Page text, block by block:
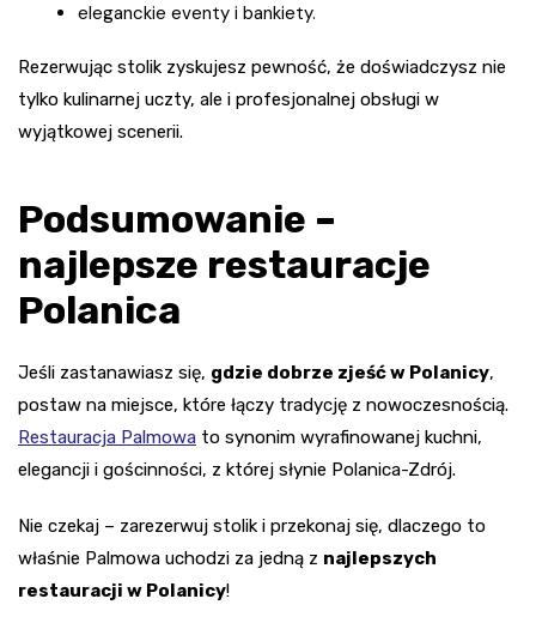
eleganckie eventy i bankiety.
Rezerwując stolik zyskujesz pewność, że doświadczysz nie
tylko kulinarnej uczty, ale i profesjonalnej obsługi w
wyjątkowej scenerii.
Podsumowanie –
najlepsze restauracje
Polanica
Jeśli zastanawiasz się, gdzie dobrze zjeść w Polanicy,
postaw na miejsce, które łączy tradycję z nowoczesnością.
Restauracja Palmowa to synonim wyrafinowanej kuchni,
elegancji i gościnności, z której słynie Polanica-Zdrój.
Nie czekaj – zarezerwuj stolik i przekonaj się, dlaczego to
właśnie Palmowa uchodzi za jedną z najlepszych
restauracji w Polanicy!